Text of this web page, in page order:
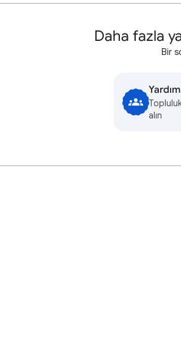
Daha fazla
Bir
alın